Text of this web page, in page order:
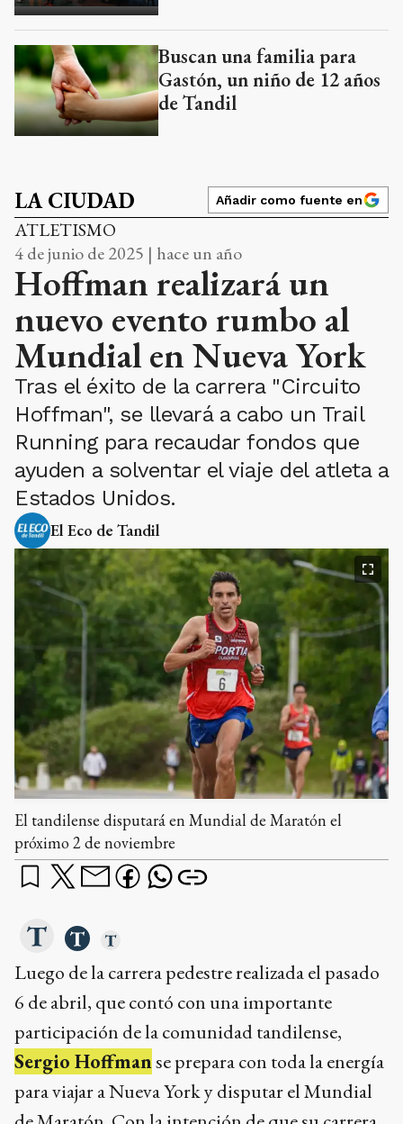
Buscan una familia para
Gastón, un niño de 12 años
de Tandil
LA CIUDAD Añadir como fuente en
ATLETISMO
4 de junio de 2025 | hace un año
Hoffman realizará un
nuevo evento rumbo al
Mundial en Nueva York
Tras el éxito de la carrera "Circuito
Hoffman", se llevará a cabo un Trail
Running para recaudar fondos que
ayuden a solventar el viaje del atleta a
Estados Unidos.
El Eco de Tandil
El tandilense disputará en Mundial de Maratón el
próximo 2 de noviembre
Luego de la carrera pedestre realizada el pasado
6 de abril, que contó con una importante
participación de la comunidad tandilense,
Sergio Hoffmanse prepara con toda la energía
para viajar a Nueva York y disputar el Mundial